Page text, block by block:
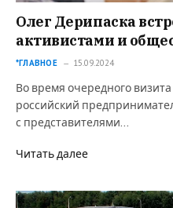
Олег Дерипаска
активистами и
*ГЛАВНОЕ 15.09.2024
Во время очередного
российский
с представителями…
Читать далее